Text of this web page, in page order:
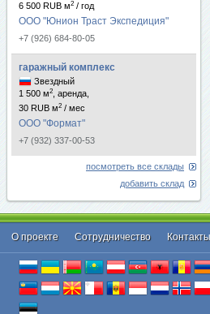
6 500 RUB м2 / год
ООО "Юнион Траст Экспедиция"
+7 (926) 684-80-05
гаражный комплекс
Звездный
1 500 м2
, аренда,
30 RUB м2 / мес
ООО "Формат"
+7 (932) 337-00-53
посмотреть все склады
добавить склад
О проекте Cотрудничество Контакты